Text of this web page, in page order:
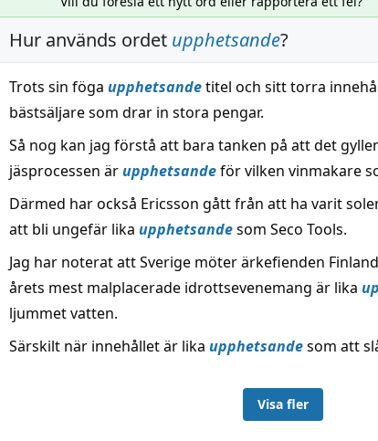
Hur används ordet upphetsande?
Trots sin föga upphetsandetitel och sitt torra
bästsäljare som drar in stora pengar.
Så nog kan jag förstå att bara tanken på att det
jäsprocessen ärupphetsandeför vilken vinmakare
Därmed har också Ericsson gått från att ha varit
att bli ungefär lika upphetsandesom Seco Tools.
Jag har noterat att Sverige möter ärkefienden
årets mest malplacerade idrottsevenemang är lika
ljummet vatten.
Särskilt när innehållet är lika upphetsandesom att
Visa fler